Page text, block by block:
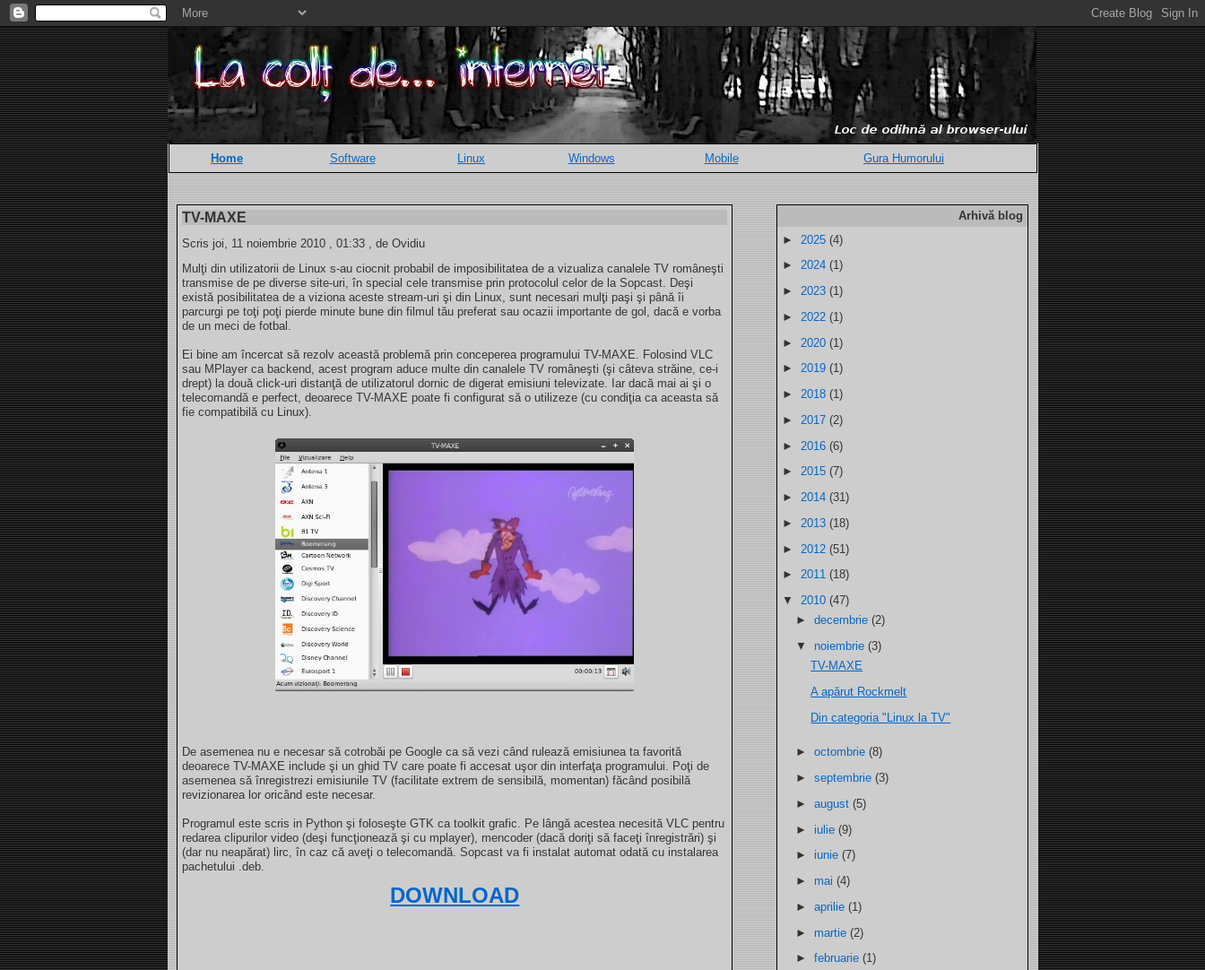
Home Software Linux Windows Mobile Gura Humorului
TV-MAXE
Scris joi, 11 noiembrie 2010 , 01:33 , de Ovidiu
Mulţi din utilizatorii de Linux s-au ciocnit probabil de imposibilitatea de a vizualiza canalele TV româneşti
transmise de pe diverse site-uri, în special cele transmise prin protocolul celor de la Sopcast. Deşi
există posibilitatea de a viziona aceste stream-uri şi din Linux, sunt necesari mulţi paşi şi până îi
parcurgi pe toţi poţi pierde minute bune din filmul tău preferat sau ocazii importante de gol, dacă e vorba
de un meci de fotbal.
Ei bine am încercat să rezolv această problemă prin conceperea programului TV-MAXE. Folosind VLC
sau MPlayer ca backend, acest program aduce multe din canalele TV româneşti (şi câteva străine, ce-i
drept) la două click-uri distanţă de utilizatorul dornic de digerat emisiuni televizate. Iar dacă mai ai şi o
telecomandă e perfect, deoarece TV-MAXE poate fi configurat să o utilizeze (cu condiţia ca aceasta să
fie compatibilă cu Linux).
De asemenea nu e necesar să cotrobăi pe Google ca să vezi când rulează emisiunea ta favorită
deoarece TV-MAXE include şi un ghid TV care poate fi accesat uşor din interfaţa programului. Poţi de
asemenea să înregistrezi emisiunile TV (facilitate extrem de sensibilă, momentan) făcând posibilă
revizionarea lor oricând este necesar.
Programul este scris in Python şi foloseşte GTK ca toolkit grafic. Pe lângă acestea necesită VLC pentru
redarea clipurilor video (deşi funcţionează şi cu mplayer), mencoder (dacă doriţi să faceţi înregistrări) şi
(dar nu neapărat) lirc, în caz că aveţi o telecomandă. Sopcast va fi instalat automat odată cu instalarea
pachetului .deb.
DOWNLOAD
Arhivă blog
► 2025 (4)
► 2024 (1)
► 2023 (1)
► 2022 (1)
► 2020 (1)
► 2019 (1)
► 2018 (1)
► 2017 (2)
► 2016 (6)
► 2015 (7)
► 2014 (31)
► 2013 (18)
► 2012 (51)
► 2011 (18)
▼ 2010 (47)
►decembrie(2)
▼noiembrie(3)
TV-MAXE
A apărut Rockmelt
Din categoria "Linux la TV"
►octombrie(8)
►septembrie(3)
►august(5)
►iulie(9)
►iunie(7)
►mai(4)
►aprilie(1)
►martie(2)
►februarie(1)